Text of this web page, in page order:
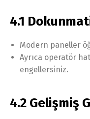
4.1
Modern paneller
Ayrıca operatör
engellersiniz.
4.2 Gelişmiş